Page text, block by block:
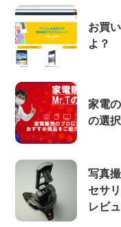
お買
よ？
家電
の選択
写真
セサ
レビ